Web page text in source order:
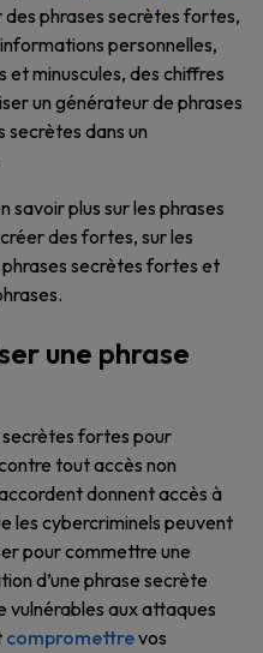
des phrases secrètes fortes,
personnelles,
et minuscules, des chiffres
un générateur de phrases
dans un
savoir plus sur les phrases
des fortes, sur les
secrètes fortes et
une phrase
secrètes fortes pour
tout accès non
donnent accès à
les cybercriminels peuvent
pour commettre une
d’une phrase secrète
vulnérables aux attaques
compromettrevos